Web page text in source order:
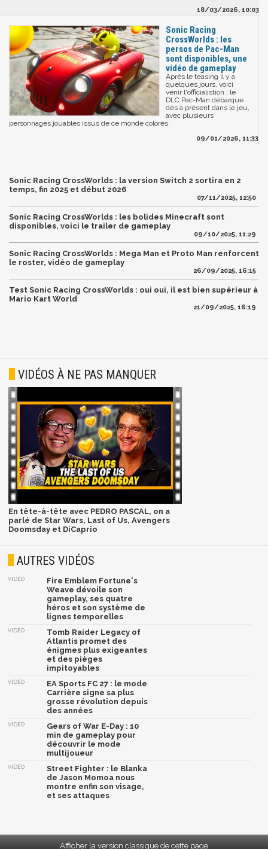
18/03/2026, 10:03
Sonic Racing
CrossWorlds : les
persos de Pac-Man
sont disponibles, une
vidéo de gameplay
Après le teasing il y a
quelques jours, voici
venir l'officialistion : le
DLC Pac-Man débarque
dès à présent dans le jeu,
avec plusieurs
personnages jouables issus de ce monde colorés.
09/01/2026, 11:33
Sonic Racing CrossWorlds : la version Switch 2 sortira en 2
temps, fin 2025 et début 2026
07/11/2025, 12:50
Sonic Racing CrossWorlds : les bolides Minecraft sont
disponibles, voici le trailer de gameplay
09/10/2025, 11:29
Sonic Racing CrossWorlds : Mega Man et Proto Man renforcent
le roster, vidéo de gameplay
26/09/2025, 16:15
Test Sonic Racing CrossWorlds : oui oui, il est bien supérieur à
Mario Kart World
21/09/2025, 16:19
VIDÉOS À NE PAS MANQUER
En tête-à-tête avec PEDRO PASCAL, on a
parlé de Star Wars, Last of Us, Avengers
Doomsday et DiCaprio
AUTRES VIDÉOS
VIDÉO
Fire Emblem Fortune's
Weave dévoile son
gameplay, ses quatre
héros et son système de
lignes temporelles
VIDÉO
Tomb Raider Legacy of
Atlantis promet des
énigmes plus exigeantes
et des pièges
impitoyables
VIDÉO
EA Sports FC 27 : le mode
Carrière signe sa plus
grosse révolution depuis
des années
VIDÉO
Gears of War E-Day : 10
min de gameplay pour
découvrir le mode
multijoueur
VIDÉO
Street Fighter : le Blanka
de Jason Momoa nous
montre enfin son visage,
et ses attaques
Afficher la version classique de cette page